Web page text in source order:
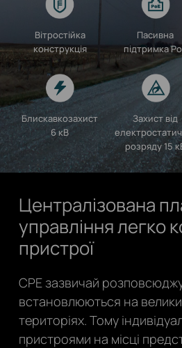
Вітростійка
конструкція
Пасивна
підтримка
Блискавкозахист
6 кВ
Захист від
розряду 15
Централізована
управління легко
пристрої
CPE зазвичай
встановлюються на
територіях. Тому
пристроями на місці